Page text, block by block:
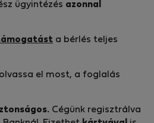
ügyintézés azonnal
a bérlés teljes
olvassa el most, a foglalás
Cégünk regisztrálva